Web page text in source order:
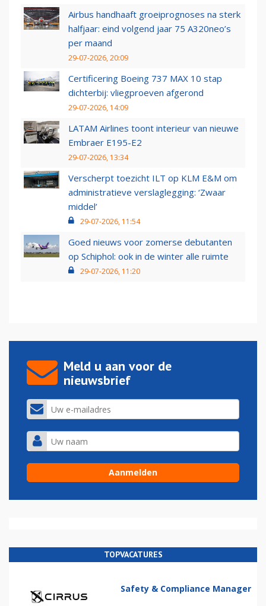
Airbus handhaaft groeiprognoses na sterk
halfjaar: eind volgend jaar 75 A320neo’s
per maand
29-07-2026, 20:09
Certificering Boeing 737 MAX 10 stap
dichterbij: vliegproeven afgerond
29-07-2026, 14:09
LATAM Airlines toont interieur van nieuwe
Embraer E195-E2
29-07-2026, 13:34
Verscherpt toezicht ILT op KLM E&M om
administratieve verslaglegging: ‘Zwaar
middel’
29-07-2026, 11:54
Goed nieuws voor zomerse debutanten
op Schiphol: ook in de winter alle ruimte
29-07-2026, 11:20
Meld u aan voor de
nieuwsbrief
TOPVACATURES
Safety & Compliance Manager